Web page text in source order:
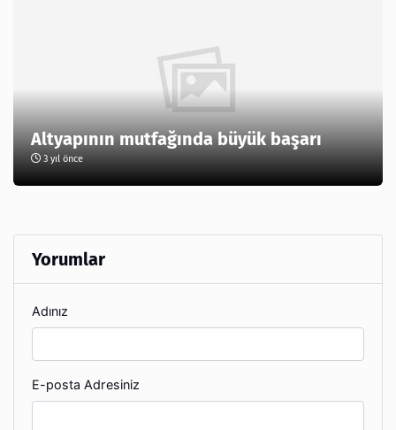
Altyapının mutfağında büyük başarı
3 yıl önce
Yorumlar
Adınız
E-posta Adresiniz